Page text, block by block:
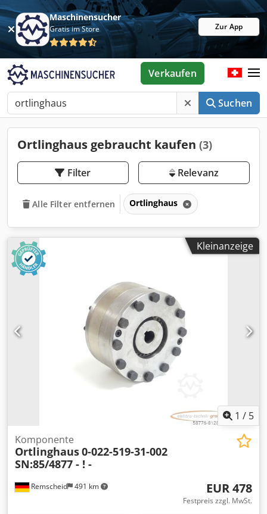
Maschinensucher
Gratis im Store Zur App
Suchen
Verkaufen
Ortlinghaus gebraucht kaufen (3)
Filter Relevanz
Alle Filter entfernen Ortlinghaus
Kleinanzeige
1 / 5
Remscheid 491 km
Komponente
Ortlinghaus0-022-519-31-002
SN:85/4877 - ! -
EUR 478
Festpreis zzgl. MwSt.